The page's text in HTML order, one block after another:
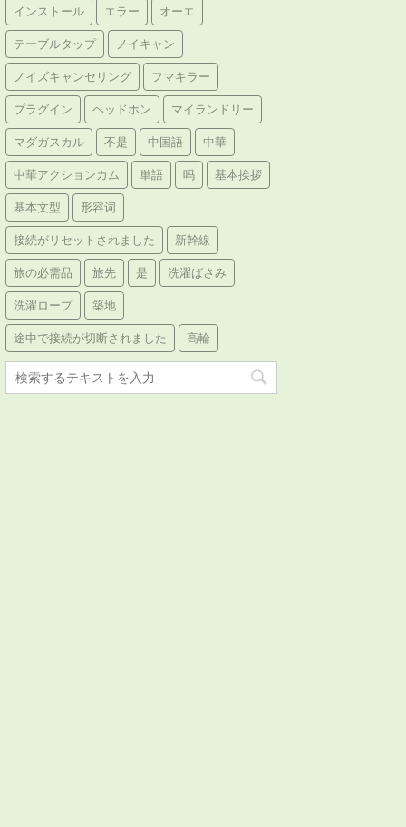
インストール エラー オーエ
テーブルタップ ノイキャン
ノイズキャンセリング フマキラー
プラグイン ヘッドホン マイランドリー
マダガスカル 不是 中国語 中華
中華アクションカム 単語 吗 基本挨拶
基本文型 形容词
接続がリセットされました 新幹線
旅の必需品 旅先 是 洗濯ばさみ
洗濯ロープ 築地
途中で接続が切断されました 高輪